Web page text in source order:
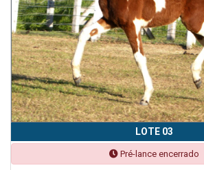
LOTE 03
Pré-lance encerrado